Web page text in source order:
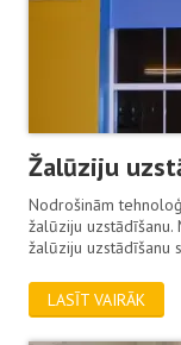
Žalūziju
Nodrošinām
žalūziju
žalūziju uzstādīšanu
LASĪT VAIRĀK